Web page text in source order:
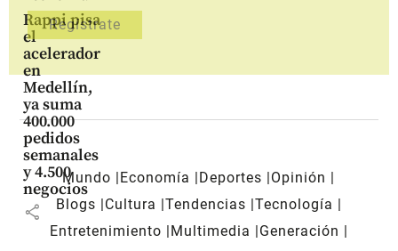
Rappi pisa
el
acelerador
en
Medellín,
ya suma
400.000
pedidos
semanales
y 4.500
negocios
share
Mundo Economía Deportes
Opinión
Blogs
Cultura Tendencias Tecnología
Entretenimiento
Multimedia
Generación